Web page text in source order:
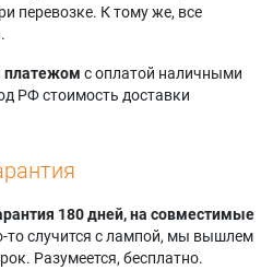
перевозке. К тому же, все
с оплатой наличными
РФ стоимость доставки
180 дней, на совместимые
то случится с лампой, мы вышлем
Разумеется, бесплатно.